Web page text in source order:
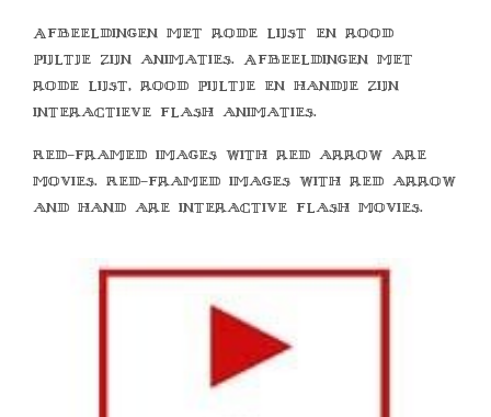
Afbeeldingen met rode lijst en rood
pijltje zijn animaties. Afbeeldingen met
rode lijst, rood pijltje en handje zijn
interactieve flash animaties.
Red-framed images with red arrow are
movies. Red-framed images with red arrow
and hand are interactive flash movies.